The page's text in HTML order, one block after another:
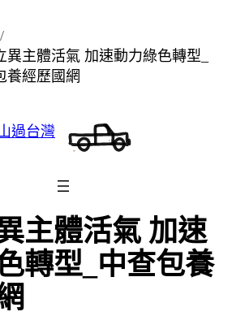
異主體活氣 加速動力綠色轉型_
養經歷國網
過台灣
主體活氣 加速
轉型_中查包養